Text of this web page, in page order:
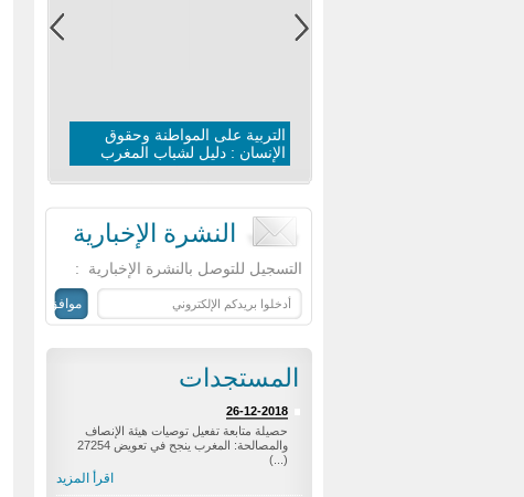
التربية على المواطنة وحقوق
الإنسان : دليل لشباب المغرب
النشرة الإخبارية
‏التسجيل للتوصل بالنشرة الإخبارية ‏ :
المستجدات
26-12-2018
حصيلة متابعة تفعيل توصيات هيئة الإنصاف
والمصالحة: المغرب ينجح في تعويض 27254
(...)
اقرأ المزيد